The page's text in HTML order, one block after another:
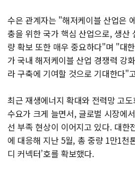
수은 관계자는 "해저케이블 산업은
충을 위한 국가 핵심 산업으로, 생산
량 확보 또한 매우 중요하다"며 "대
가 국내 해저케이블 산업 경쟁력 강
라 구축에 기여할 것으로 기대한다"
최근 재생에너지 확대와 전력망 고
수요가 크게 늘면서, 글로벌 시장에
선 부족 현상이 이어지고 있다. 대한
에 대응해 지난 5월, 총 중량 1만1천
디 커넥터’호를 확보했다.